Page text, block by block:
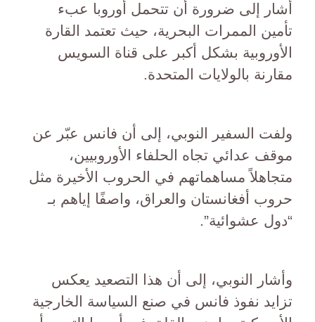
أشار إلى ضرورة أن تتحمل أوروبا عبء
تأمين الممرات البحرية، حيث تعتمد القارة
الأوروبية بشكل أكبر على قناة السويس
مقارنة بالولايات المتحدة.
ولفت السفير النوبي، إلى أن فانس عبّر عن
موقف عدائي تجاه الحلفاء الأوروبيين،
متجاهلاً مساهماتهم في الحروب الأخيرة مثل
حروب أفغانستان والعراق، واصفًا إياهم بـ
“دول عشوائية”.
وأشار النوبي، إلى أن هذا التصعيد يعكس
تزايد نفوذ فانس في صنع السياسة الخارجية